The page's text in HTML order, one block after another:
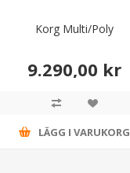
Korg Multi/Poly
9.290,00 kr
LÄGG I VARUKORG